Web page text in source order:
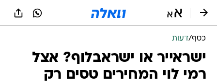
כסף/דעות
ישראייר או ישראבלוף? אצל
רמי לוי המחירים טסים רק